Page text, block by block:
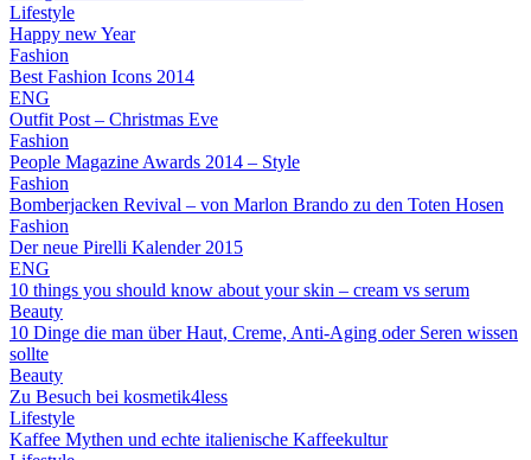
Lifestyle
Happy new Year
Fashion
Best Fashion Icons 2014
ENG
Outfit Post – Christmas Eve
Fashion
People Magazine Awards 2014 – Style
Fashion
Bomberjacken Revival – von Marlon Brando zu den Toten Hosen
Fashion
Der neue Pirelli Kalender 2015
ENG
10 things you should know about your skin – cream vs serum
Beauty
10 Dinge die man über Haut, Creme, Anti-Aging oder Seren wissen
sollte
Beauty
Zu Besuch bei kosmetik4less
Lifestyle
Kaffee Mythen und echte italienische Kaffeekultur